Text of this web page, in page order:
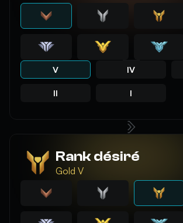
V IV
II I
Rank désiré
Gold V